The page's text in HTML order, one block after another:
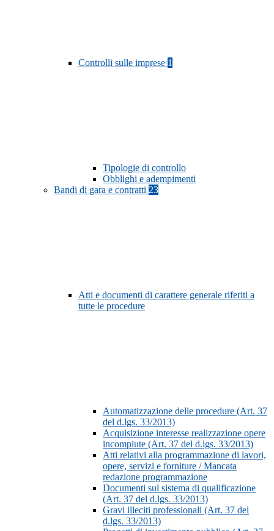
Controlli sulle imprese 1
Tipologie di controllo
Obblighi e adempimenti
Bandi di gara e contratti 23
Atti e documenti di carattere generale riferiti a
tutte le procedure
Automatizzazione delle procedure (Art. 37
del d.lgs. 33/2013)
Acquisizione interesse realizzazione opere
incompiute (Art. 37 del d.lgs. 33/2013)
Atti relativi alla programmazione di lavori,
opere, servizi e forniture / Mancata
redazione programmazione
Documenti sul sistema di qualificazione
(Art. 37 del d.lgs. 33/2013)
Gravi illeciti professionali (Art. 37 del
d.lgs. 33/2013)